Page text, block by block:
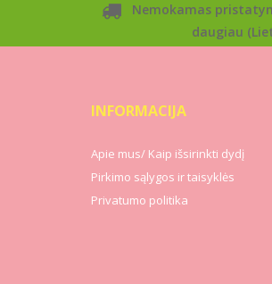
Nemokamas
daugiau
INFORMACIJA
Apie mus/ Kaip išsirinkti dydį
Pirkimo sąlygos ir taisyklės
Privatumo politika